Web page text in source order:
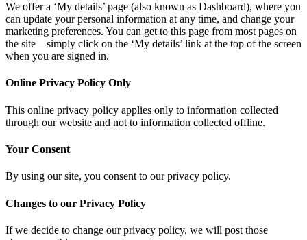
We offer a ‘My details’ page (also known as Dashboard), where you
can update your personal information at any time, and change your
marketing preferences. You can get to this page from most pages on
the site – simply click on the ‘My details’ link at the top of the screen
when you are signed in.
Online Privacy Policy Only
This online privacy policy applies only to information collected
through our website and not to information collected offline.
Your Consent
By using our site, you consent to our privacy policy.
Changes to our Privacy Policy
If we decide to change our privacy policy, we will post those